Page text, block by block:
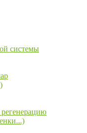
системы